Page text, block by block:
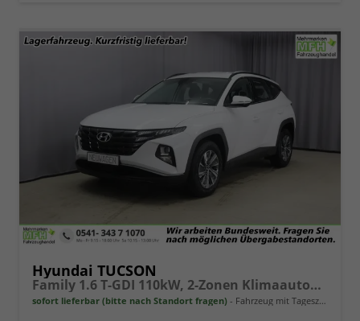
Hyundai TUCSON
Family 1.6 T-GDI 110kW, 2-Zonen Klimaautomatik, Sitzheizung, AppleCarPlay&Android Auto, Freisprecheinrichtung, Radio DAB, Verkehrszeichenerkennung, Rückfahrkamera, eCall Notrufsystem, 17 Zoll Leichtmetallfelgen, uvm.
sofort lieferbar (bitte nach Standort fragen) Fahrzeug mit Tageszulassung